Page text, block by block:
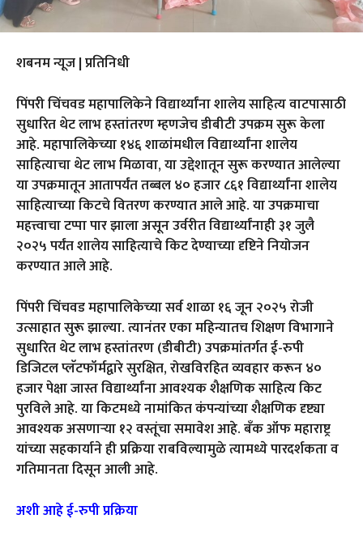
शबनम न्यूज | प्रतिनिधी
पिंपरी चिंचवड महापालिकेने विद्यार्थ्यांना शालेय साहित्य वाटपासाठी
सुधारित थेट लाभ हस्तांतरण म्हणजेच डीबीटी उपक्रम सुरू केला
आहे. महापालिकेच्या १४६ शाळांमधील विद्यार्थ्यांना शालेय
साहित्याचा थेट लाभ मिळावा, या उद्देशातून सुरू करण्यात आलेल्या
या उपक्रमातून आतापर्यंत तब्बल ४० हजार ८६१ विद्यार्थ्यांना शालेय
साहित्याच्या किटचे वितरण करण्यात आले आहे. या उपक्रमाचा
महत्त्वाचा टप्पा पार झाला असून उर्वरीत विद्यार्थ्यांनाही ३१ जुलै
२०२५ पर्यंत शालेय साहित्याचे किट देण्याच्या दृष्टिने नियोजन
करण्यात आले आहे.
पिंपरी चिंचवड महापालिकेच्या सर्व शाळा १६ जून २०२५ रोजी
उत्साहात सुरू झाल्या. त्यानंतर एका महिन्यातच शिक्षण विभागाने
सुधारित थेट लाभ हस्तांतरण (डीबीटी) उपक्रमांतर्गत ई-रुपी
डिजिटल प्लॅटफॉर्मद्वारे सुरक्षित, रोखविरहित व्यवहार करून ४०
हजार पेक्षा जास्त विद्यार्थ्यांना आवश्यक शैक्षणिक साहित्य किट
पुरविले आहे. या किटमध्ये नामांकित कंपन्यांच्या शैक्षणिक दृष्ट्या
आवश्यक असणाऱ्या १२ वस्तूंचा समावेश आहे. बॅंक ऑफ महाराष्ट्र
यांच्या सहकार्याने ही प्रक्रिया राबविल्यामुळे त्यामध्ये पारदर्शकता व
गतिमानता दिसून आली आहे.
अशी आहे ई-रुपी प्रक्रिया